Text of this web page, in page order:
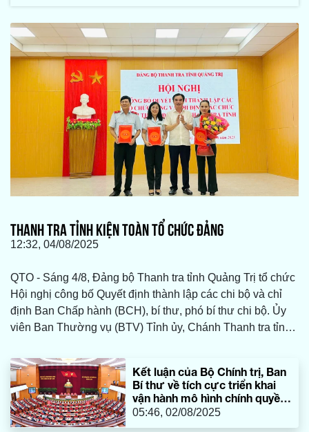
THANH TRA TỈNH KIỆN TOÀN TỔ CHỨC ĐẢNG
12:32, 04/08/2025
QTO - Sáng 4/8, Đảng bộ Thanh tra tỉnh Quảng Trị tổ chức
Hội nghị công bố Quyết định thành lập các chi bộ và chỉ
định Ban Chấp hành (BCH), bí thư, phó bí thư chi bộ. Ủy
viên Ban Thường vụ (BTV) Tỉnh ủy, Chánh Thanh tra tỉnh
Kết luận của Bộ Chính trị, Ban
Bí thư về tích cực triển khai
vận hành mô hình chính quyền
địa phương 2 cấp, chuyển
05:46, 02/08/2025